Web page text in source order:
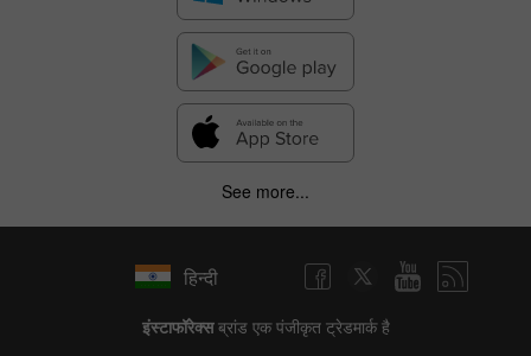
See more...
हिन्दी
इंस्टाफॉरेक्सब्रांड एक पंजीकृत ट्रेडमार्क है